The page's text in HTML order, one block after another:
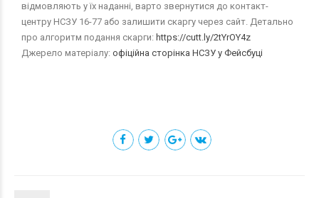
відмовляють у їх наданні, варто звернутися до контакт-
центру НСЗУ 16-77 або залишити скаргу через сайт. Детально
про алгоритм подання скарги: https://cutt.ly/2tYrOY4z
Джерело матеріалу: офіційна сторінка НСЗУ у Фейсбуці